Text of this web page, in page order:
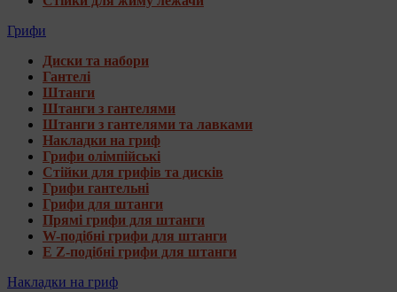
Грифи
Диски та набори
Гантелі
Штанги
Штанги з гантелями
Штанги з гантелями та лавками
Накладки на гриф
Грифи олімпійські
Стійки для грифів та дисків
Грифи гантельні
Грифи для штанги
Прямі грифи для штанги
W-подібні грифи для штанги
E Z-подібні грифи для штанги
Накладки на гриф